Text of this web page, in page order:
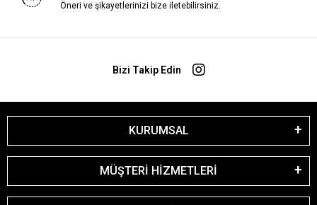
Öneri ve şikayetlerinizi bize iletebilirsiniz.
Bizi Takip Edin
KURUMSAL
MÜŞTERİ HİZMETLERİ